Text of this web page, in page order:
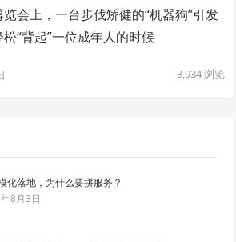
会上，一台步伐矫健的“机器狗”引发
“背起”一位成年人的时候
3,934浏览
化落地，为什么要拼服务？
8月3日